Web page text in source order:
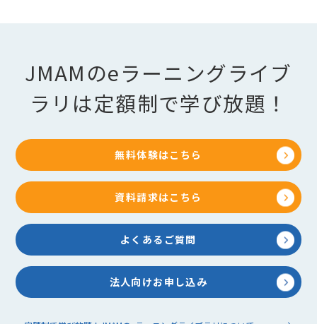
JMAMのeラーニングライブ
ラリは定額制で学び放題！
無料体験はこちら
資料請求はこちら
よくあるご質問
法人向けお申し込み